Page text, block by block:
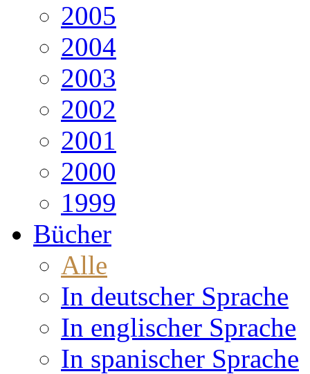
2005
2004
2003
2002
2001
2000
1999
Bücher
Alle
In deutscher Sprache
In englischer Sprache
In spanischer Sprache